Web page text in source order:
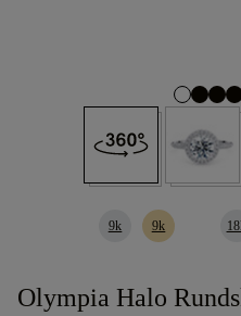
9k 9k
Olympia Halo